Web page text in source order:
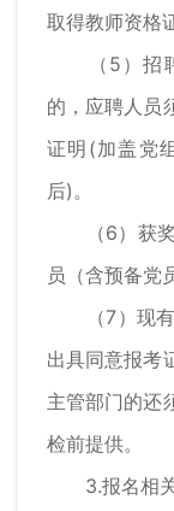
取得教师资格
（5）招聘
的，应聘人员
证明(加盖党
后)。
（6）获奖
员（含预备党
（7）现有
出具同意报考
主管部门的还
检前提供。
3.报名相关